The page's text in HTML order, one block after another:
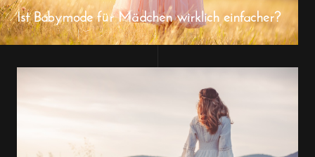
Ist Babymode für Mädchen wirklich einfacher?